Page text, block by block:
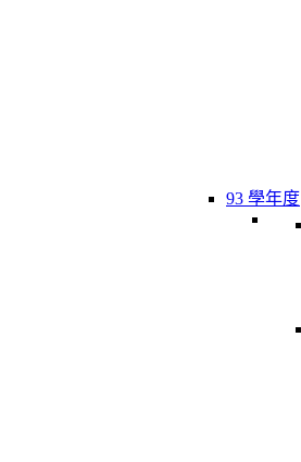
93 學年度